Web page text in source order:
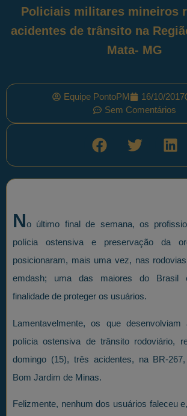
Policiais militares mineiros
acidentes de trânsito na
Mata- MG
Equipe PontoPM 16/10/2017
Sem Comentários
No último final de semana, os
polícia ostensiva e preservação da
posicionaram, mais uma vez, nas
emdash; uma das maiores do Brasil
finalidade de proteger os usuários.
Lamentavelmente, os que
polícia ostensiva de trânsito rodoviário,
domingo (15), três acidentes, na BR-
Bom Jardim de Minas.
Felizmente, nenhum dos usuários faleceu